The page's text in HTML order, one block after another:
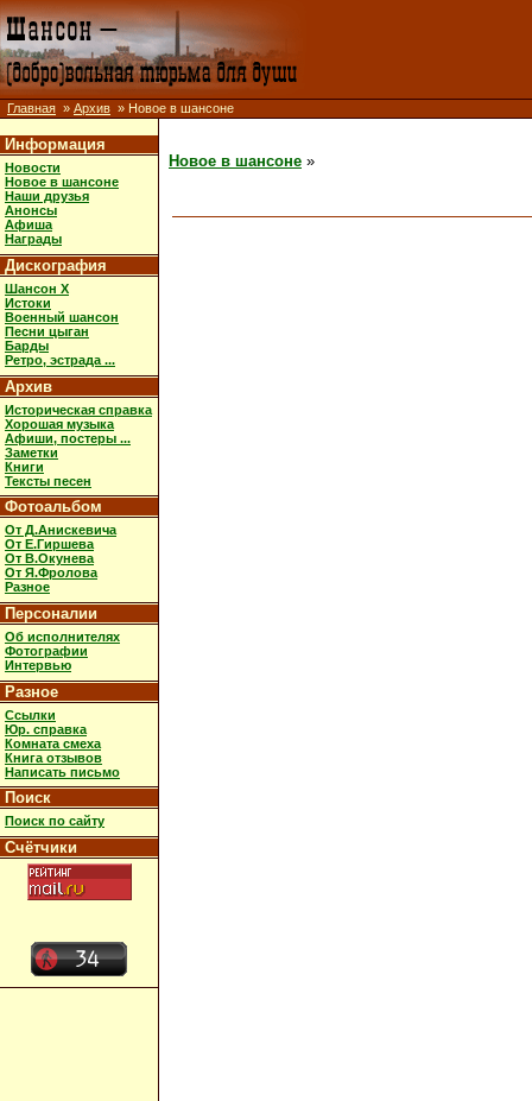
Главная » Архив » Новое в шансоне
Информация
Новости
Новое в шансоне
Наши друзья
Анонсы
Афиша
Награды
Дискография
Шансон X
Истоки
Военный шансон
Песни цыган
Барды
Ретро, эстрада ...
Архив
Историческая справка
Хорошая музыка
Афиши, постеры ...
Заметки
Книги
Тексты песен
Фотоальбом
От Д.Анискевича
От Е.Гиршева
От В.Окунева
От Я.Фролова
Разное
Персоналии
Об исполнителях
Фотографии
Интервью
Разное
Ссылки
Юр. справка
Комната смеха
Книга отзывов
Написать письмо
Поиск
Поиск по сайту
Счётчики
Новое в шансоне »